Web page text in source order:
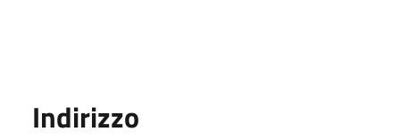
Indirizzo